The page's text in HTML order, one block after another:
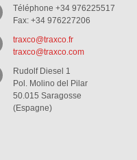
Téléphone +34 976225517
Fax: +34 976227206
traxco@traxco.fr
traxco@traxco.com
Rudolf Diesel 1
Pol. Molino del Pilar
50.015 Saragosse
(Espagne)